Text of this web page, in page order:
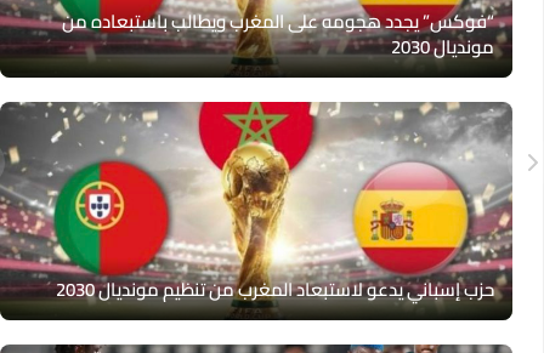
“فوكس” يجدد هجومه على المغرب ويطالب باستبعاده من
مونديال 2030
حزب إسباني يدعو لاستبعاد المغرب من تنظيم مونديال 2030